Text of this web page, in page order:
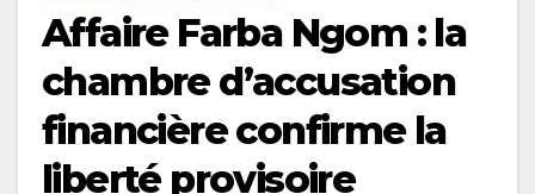
Affaire Farba Ngom : la
chambre d’accusation
financière confirme la
liberté provisoire